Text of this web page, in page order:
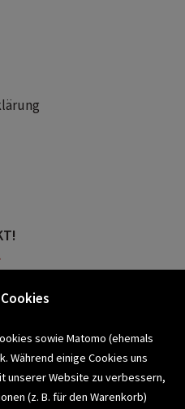
sowie Matomo (ehemals
Während einige Cookies uns
unserer Website zu verbessern,
(z. B. für den Warenkorb)